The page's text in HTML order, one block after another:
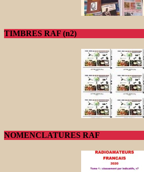
TIMBRES RAF (n2)
NOMENCLATURES RAF